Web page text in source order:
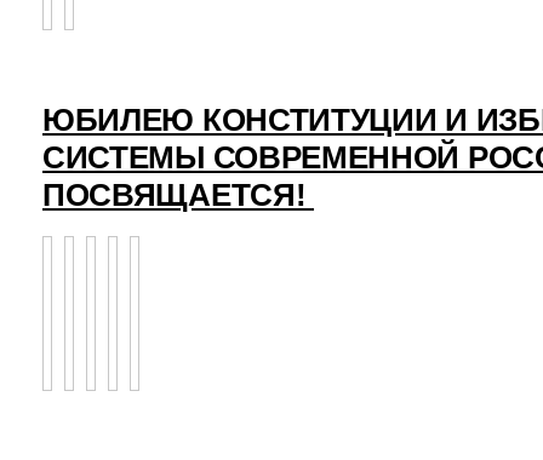
ЮБИЛЕЮ КОНСТИТУЦИИ И
СИСТЕМЫ СОВРЕМЕННОЙ
ПОСВЯЩАЕТСЯ!